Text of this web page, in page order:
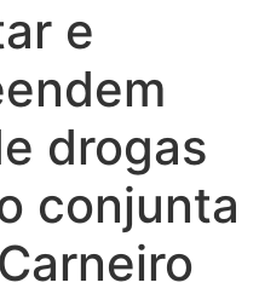
e
drogas
conjunta